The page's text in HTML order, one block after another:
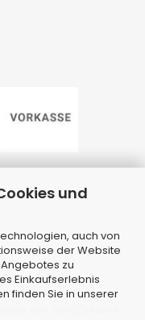
und
auch von
der Website
zu
Einkaufserlebnis
finden Sie in unserer
von